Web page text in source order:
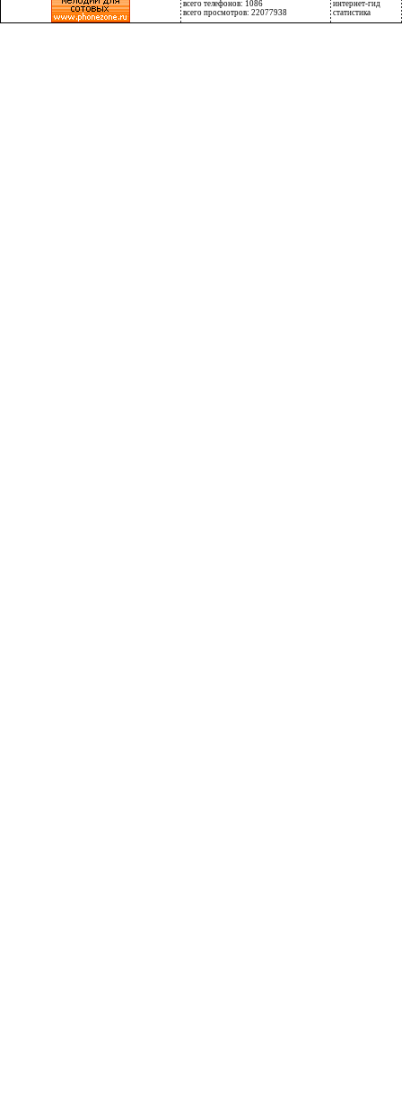
всего телефонов: 1086
всего просмотров: 22077938
интернет-гид
статистика